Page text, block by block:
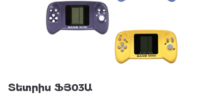
Տետրիս ՖՅ03Ա